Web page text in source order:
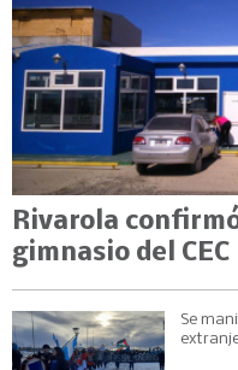
Rivarola
gimnasio del
Se